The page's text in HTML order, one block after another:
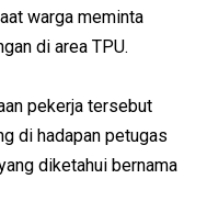
warga meminta
di area TPU.
pekerja tersebut
di hadapan petugas
diketahui bernama